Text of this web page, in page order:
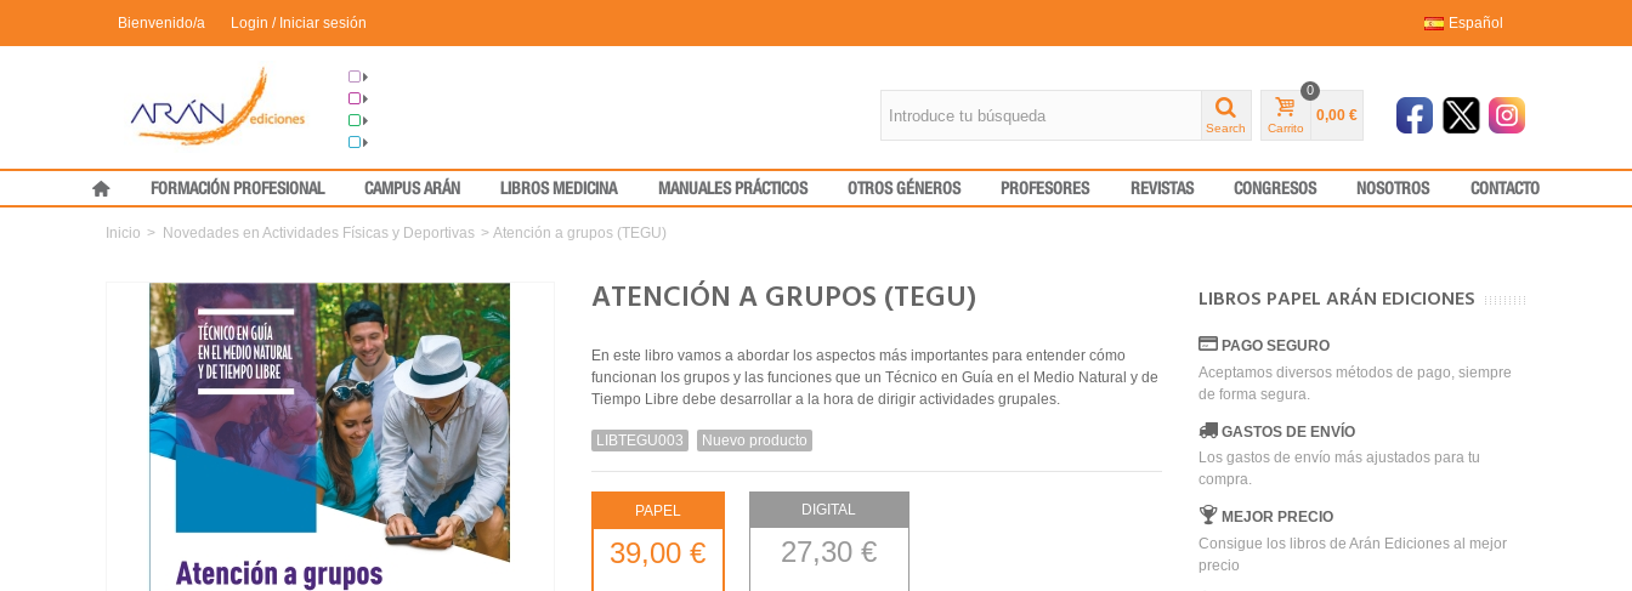
Español
Bienvenido/a Login / Iniciar sesión
Grupo Arán
Congresos
Formación
Medical Press
Search Carrito
0
0,00 €
FORMACIÓN PROFESIONAL CAMPUS ARÁN LIBROS MEDICINA MANUALES PRÁCTICOS OTROS GÉNEROS PROFESORES REVISTAS CONGRESOS NOSOTROS CONTACTO
Inicio > Novedades en Actividades Físicas y Deportivas > Atención a grupos (TEGU)
ATENCIÓN A GRUPOS (TEGU)
En este libro vamos a abordar los aspectos más importantes para entender cómo
funcionan los grupos y las funciones que un Técnico en Guía en el Medio Natural y de
Tiempo Libre debe desarrollar a la hora de dirigir actividades grupales.
LIBTEGU003 Nuevo producto
PAPEL
39,00 €
DIGITAL
27,30 €
LIBROS PAPEL ARÁN EDICIONES
PAGO SEGURO
Aceptamos diversos métodos de pago, siempre
de forma segura.
GASTOS DE ENVÍO
Los gastos de envío más ajustados para tu
compra.
MEJOR PRECIO
Consigue los libros de Arán Ediciones al mejor
precio